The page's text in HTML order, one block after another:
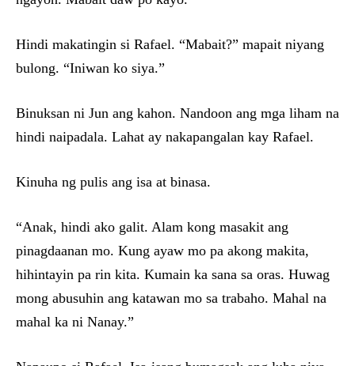
Hindi makatingin si Rafael. “Mabait?” mapait niyang
bulong. “Iniwan ko siya.”
Binuksan ni Jun ang kahon. Nandoon ang mga liham na
hindi naipadala. Lahat ay nakapangalan kay Rafael.
Kinuha ng pulis ang isa at binasa.
“Anak, hindi ako galit. Alam kong masakit ang
pinagdaanan mo. Kung ayaw mo pa akong makita,
hihintayin pa rin kita. Kumain ka sana sa oras. Huwag
mong abusuhin ang katawan mo sa trabaho. Mahal na
mahal ka ni Nanay.”